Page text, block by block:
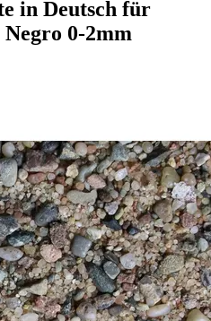
in Deutsch für
0-2mm